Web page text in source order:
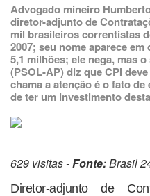
Advogado mineiro
diretor-adjunto de
mil brasileiros correntistas
2007; seu nome aparece
5,1 milhões; ele nega, mas
(PSOL-AP) diz que CPI
chama a atenção é o fato
de ter um investimento
629 visitas -Fonte:Brasil
Diretor-adjunto de